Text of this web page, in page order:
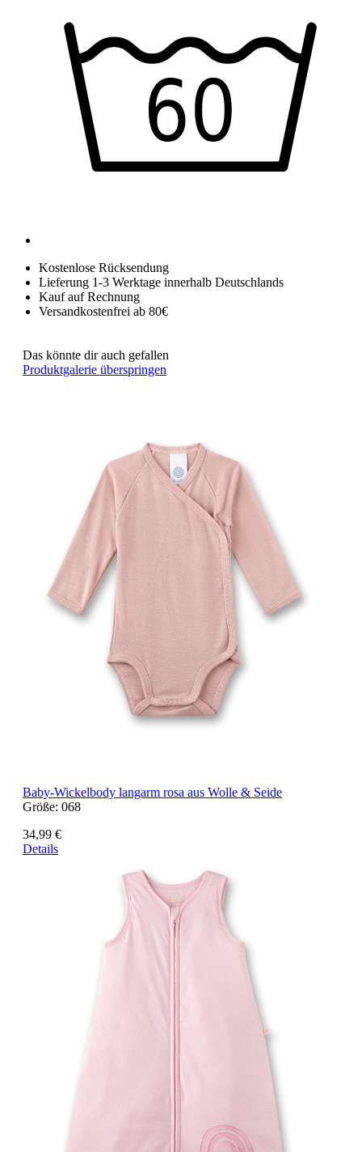
Kostenlose Rücksendung
Lieferung 1-3 Werktage innerhalb Deutschlands
Kauf auf Rechnung
Versandkostenfrei ab 80€
Das könnte dir auch gefallen
Produktgalerie überspringen
Baby-Wickelbody langarm rosa aus Wolle & Seide
Größe: 068
34,99 €
Details